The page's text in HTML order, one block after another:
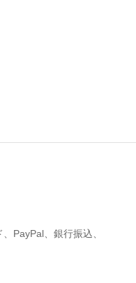
PayPal、銀行振込、